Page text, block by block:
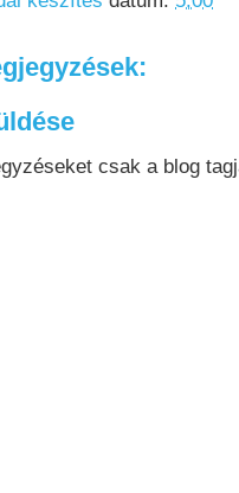
csak a blog